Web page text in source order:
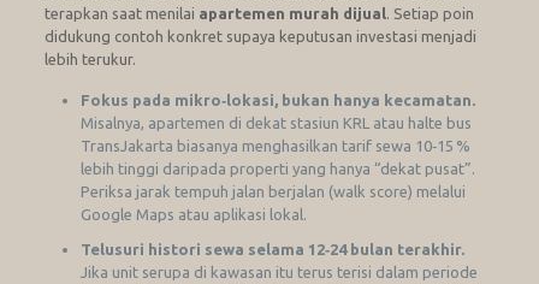
terapkan saat menilai apartemen murah dijual . Setiap poin
didukung contoh konkret supaya keputusan investasi menjadi
lebih terukur.
Fokus pada mikro‑lokasi, bukan hanya kecamatan.
Misalnya, apartemen di dekat stasiun KRL atau halte bus
TransJakarta biasanya menghasilkan tarif sewa 10‑15 %
lebih tinggi daripada properti yang hanya “dekat pusat”.
Periksa jarak tempuh jalan berjalan (walk score) melalui
Google Maps atau aplikasi lokal.
Telusuri histori sewa selama 12‑24 bulan terakhir.
Jika unit serupa di kawasan itu terus terisi dalam periode